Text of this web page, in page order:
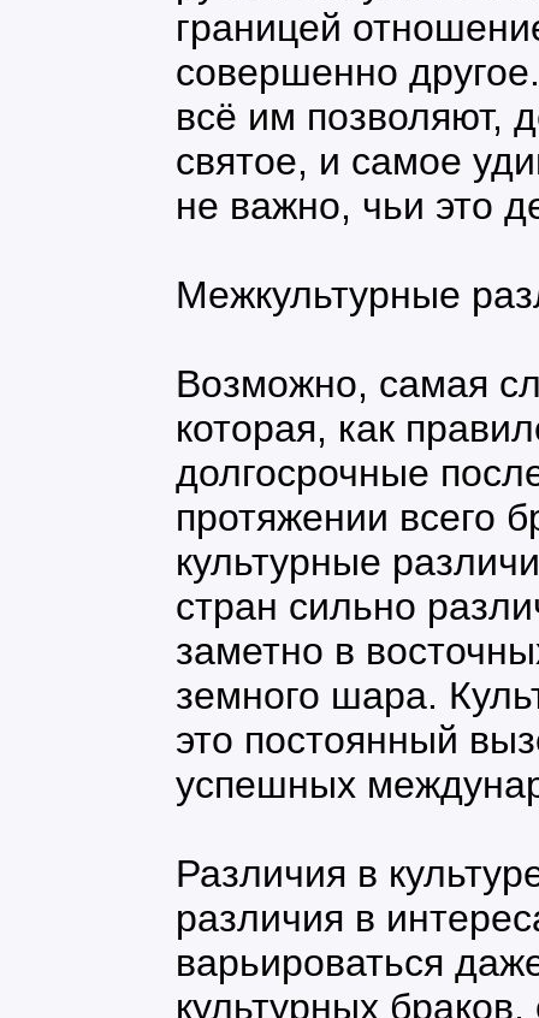
границей
совершенно
всё им позволяют,
святое, и самое
не важно, чьи это
Межкультурные
Возможно, самая
которая, как
долгосрочные
протяжении всего
культурные
стран сильно
заметно в
земного шара.
это постоянный
успешных
Различия в
различия в
варьироваться
культурных